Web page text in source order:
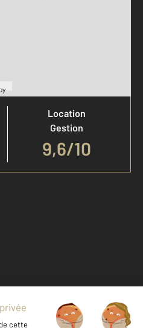
est notée
Location
Gestion
9,6/10